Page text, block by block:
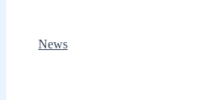
News